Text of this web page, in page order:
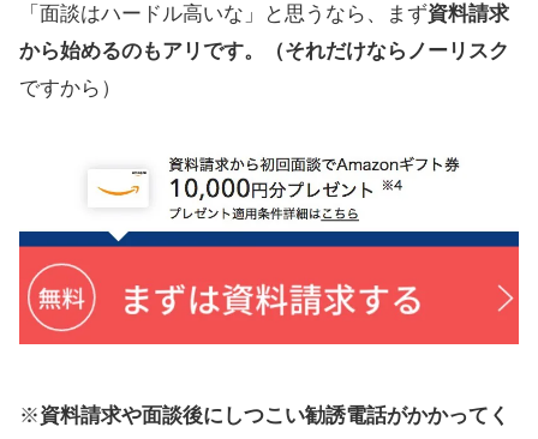
「面談はハードル高いな」と思うなら、まず資料請求
から始めるのもアリです。（それだけならノーリスク
ですから）
※資料請求や面談後にしつこい勧誘電話がかかってく